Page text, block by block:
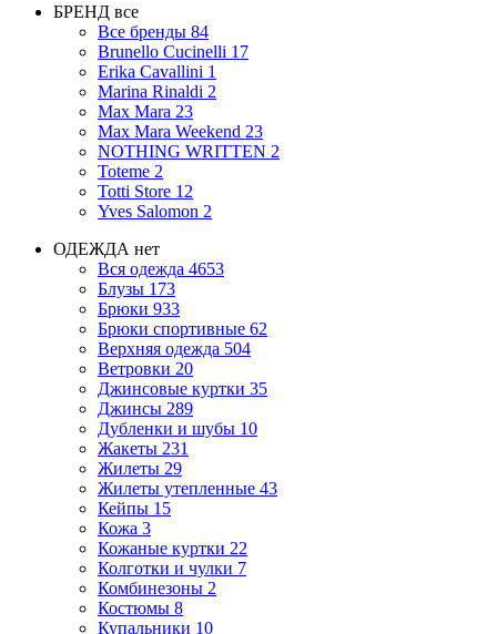
БРЕНД все
Все бренды 84
Brunello Cucinelli 17
Erika Cavallini 1
Marina Rinaldi 2
Max Mara 23
Max Mara Weekend 23
NOTHING WRITTEN 2
Toteme 2
Totti Store 12
Yves Salomon 2
ОДЕЖДА нет
Вся одежда 4653
Блузы 173
Брюки 933
Брюки спортивные 62
Верхняя одежда 504
Ветровки 20
Джинсовые куртки 35
Джинсы 289
Дубленки и шубы 10
Жакеты 231
Жилеты 29
Жилеты утепленные 43
Кейпы 15
Кожа 3
Кожаные куртки 22
Колготки и чулки 7
Комбинезоны 2
Костюмы 8
Купальники 10